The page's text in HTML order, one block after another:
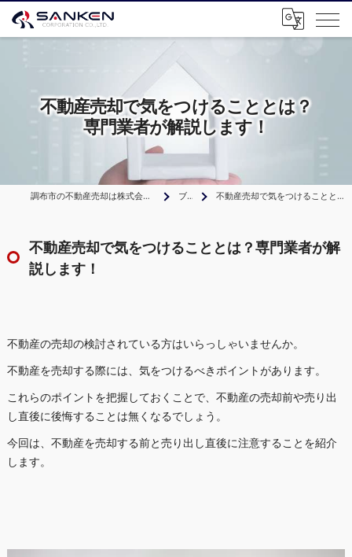
不動産売却で気をつけることとは？
専門業者が解説します！
調布市の不動産売却は株式会社サンケンコーポレーション ブログ 不動産売却で気をつけることとは？専門業者が解説します！
不動産売却で気をつけることとは？専門業者が解
説します！
不動産の売却の検討されている方はいらっしゃいませんか。
不動産を売却する際には、気をつけるべきポイントがあります。
これらのポイントを把握しておくことで、不動産の売却前や売り出
し直後に後悔することは無くなるでしょう。
今回は、不動産を売却する前と売り出し直後に注意することを紹介
します。